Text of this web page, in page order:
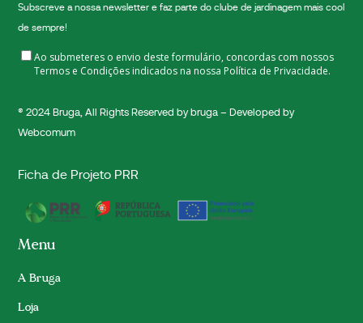
Subscreve a nossa newsletter e faz parte do clube de jardinagem mais cool
de sempre!
Ao submeteres o envio deste formulário, concordas com nossos
Termos e Condições indicados na nossa Política de Privacidade.
® 2024Bruga , All Rights Reserved by bruga – Developed by
Webcomum
Ficha de Projeto PRR
Menu
A Bruga
Loja